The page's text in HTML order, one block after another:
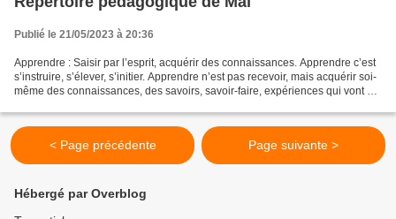
Publié le 21/05/2023 à 20:36
Apprendre : Saisir par l’esprit, acquérir des connaissances. Apprendre c’est
s’instruire, s’élever, s’initier. Apprendre n’est pas recevoir, mais acquérir soi-
même des connaissances, des savoirs, savoir-faire, expériences qui vont se
< Page précédente Page suivante >
Hébergé par Overblog